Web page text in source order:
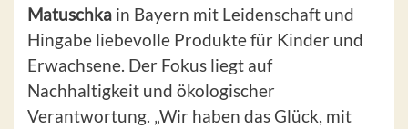
Matuschka in Bayern mit Leidenschaft und
Hingabe liebevolle Produkte für Kinder und
Erwachsene. Der Fokus liegt auf
Nachhaltigkeit und ökologischer
Verantwortung. „Wir haben das Glück, mit